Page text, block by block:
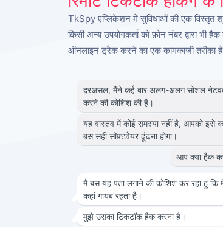
TkSpy एप्लिकेशन में सुविधाओं की एक विस्तृत
किसी अन्य उपयोगकर्ता को फ़ोन नंबर द्वारा
ऑनलाइन ट्रैक करने का एक कामकाजी तरीका
दरअसल, मैंने कई बार अलग-अलग सोशल
करने की कोशिश की है।
यह वास्तव में कोई समस्या नहीं है, आपको इसे
बस सही सॉफ़्टवेयर ढूंढना होगा।
आप क्या हैक
मैं बस यह पता लगाने की कोशिश कर रहा हूं कि
कहां गायब रहता है।
मुझे उसका टिकटॉक हैक करना है।